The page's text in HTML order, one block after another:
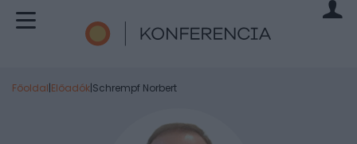
Főoldal|Előadók|Schrempf Norbert